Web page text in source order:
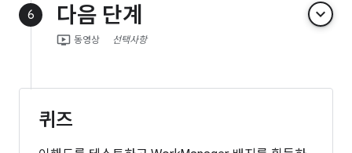
6 다음 단계 keyboard_arrow_down
ondemand_video 동영상 선택사항
퀴즈